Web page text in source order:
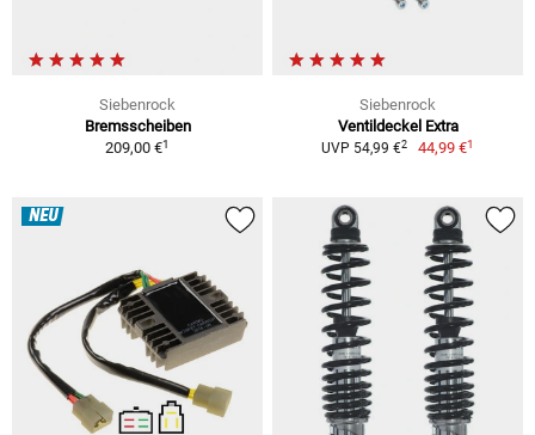
Siebenrock
Bremsscheiben
209,00 €1
Siebenrock
Ventildeckel Extra
UVP 54,99 €2 44,99 €1
NEU